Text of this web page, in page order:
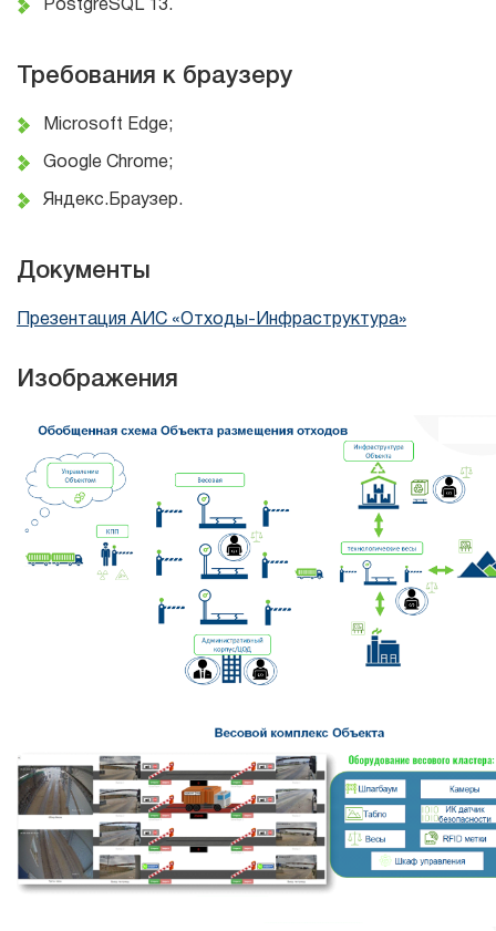
PostgreSQL 13.
Требования к браузеру
Microsoft Edge;
Google Chrome;
Яндекс.Браузер.
Документы
Презентация АИС «Отходы-Инфраструктура»
Изображения